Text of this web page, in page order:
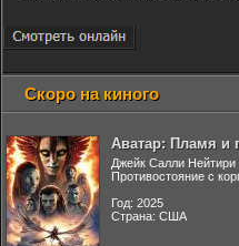
Скоро на киного
Аватар: Пламя и
Джейк Салли
Противостояние с
Год: 2025
Страна: США